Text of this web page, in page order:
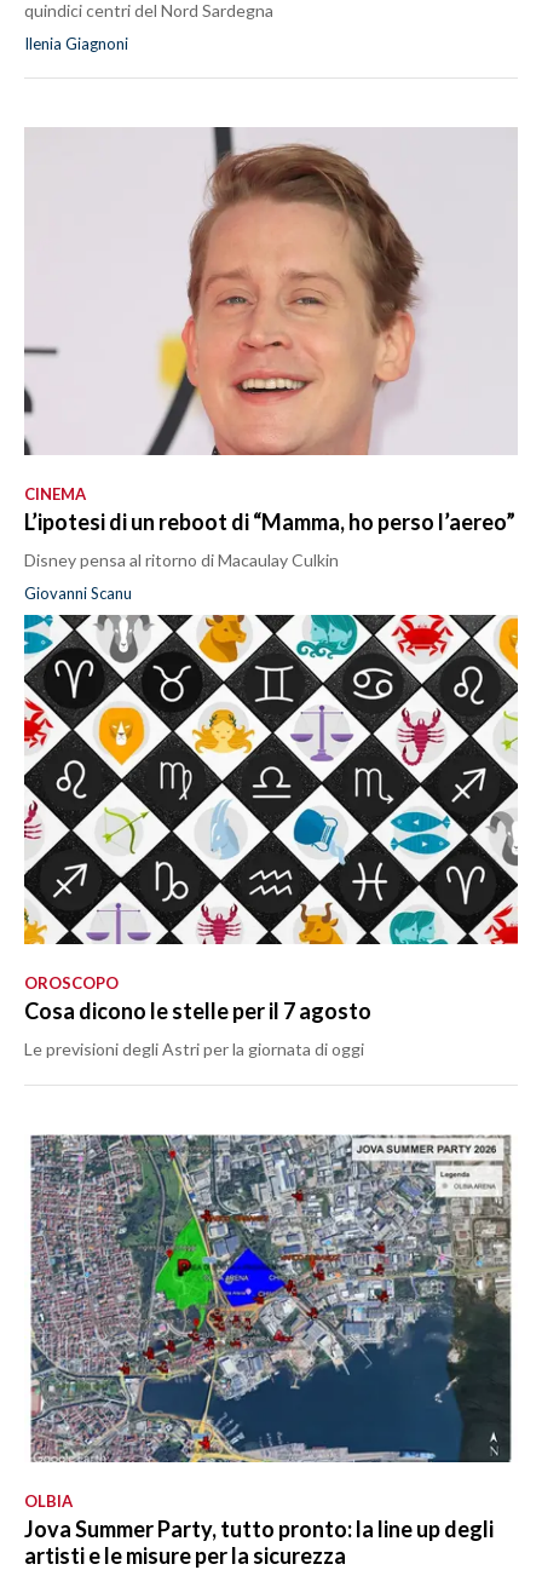
quindici centri del Nord Sardegna
Ilenia Giagnoni
CINEMA
L’ipotesi di un reboot di “Mamma, ho perso l’aereo”
Disney pensa al ritorno di Macaulay Culkin
Giovanni Scanu
OROSCOPO
Cosa dicono le stelle per il 7 agosto
Le previsioni degli Astri per la giornata di oggi
OLBIA
Jova Summer Party, tutto pronto: la line up degli
artisti e le misure per la sicurezza